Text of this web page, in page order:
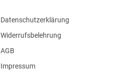
Datenschutzerklärung
Widerrufsbelehrung
AGB
Impressum